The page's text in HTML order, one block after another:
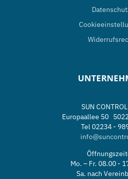
SUN
Europaallee 50
Tel 02234 -
Mo. – Fr. 08.00 -
Sa. nach